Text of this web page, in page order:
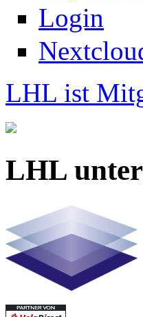
Login
LHL ist
LHL